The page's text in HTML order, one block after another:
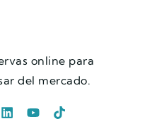
online para
del mercado.